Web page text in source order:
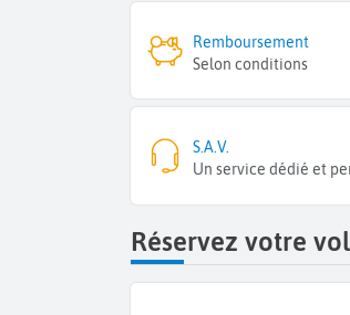
Remboursement
Selon conditions
S.A.V.
Un service dédié et
Réservez votre